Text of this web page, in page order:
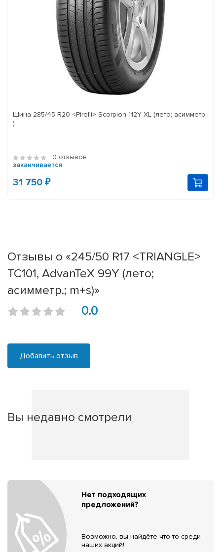
Шина 285/45 R20 <Pirelli> Scorpion 112Y XL (лето; асимметр.
)
0 отзывов
заканчивается
31 750 ₽
Отзывы о «245/50 R17 <TRIANGLE>
TC101, AdvanTeX 99Y (лето;
асимметр.; m+s)»
0.0
Добавить отзыв
Вы недавно смотрели
Нет подходящих
предложений?
Возможно, вы найдёте что-то среди
наших акций!